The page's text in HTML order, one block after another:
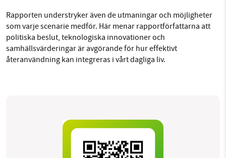
Rapporten understryker även de utmaningar och möjligheter
som varje scenarie medför. Här menar rapportförfattarna att
politiska beslut, teknologiska innovationer och
samhällsvärderingar är avgörande för hur effektivt
återanvändning kan integreras i vårt dagliga liv.